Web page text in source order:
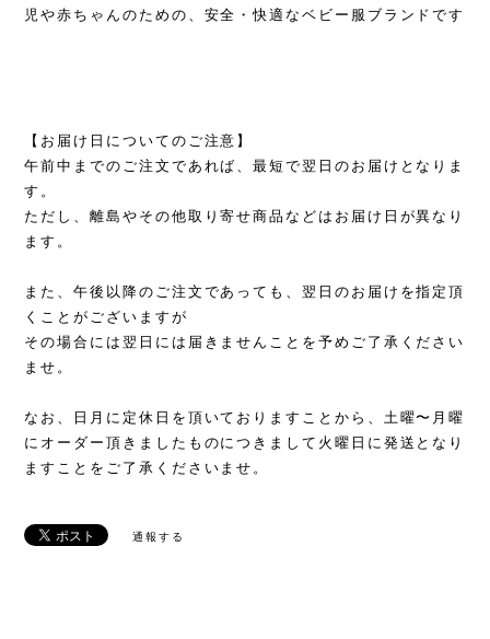
児や赤ちゃんのための、安全・快適なベビー服ブランドです
【お届け日についてのご注意】
午前中までのご注文であれば、最短で翌日のお届けとなりま
す。
ただし、離島やその他取り寄せ商品などはお届け日が異なり
ます。
また、午後以降のご注文であっても、翌日のお届けを指定頂
くことがございますが
その場合には翌日には届きませんことを予めご了承ください
ませ。
なお、日月に定休日を頂いておりますことから、土曜〜月曜
にオーダー頂きましたものにつきまして火曜日に発送となり
ますことをご了承くださいませ。
通報する